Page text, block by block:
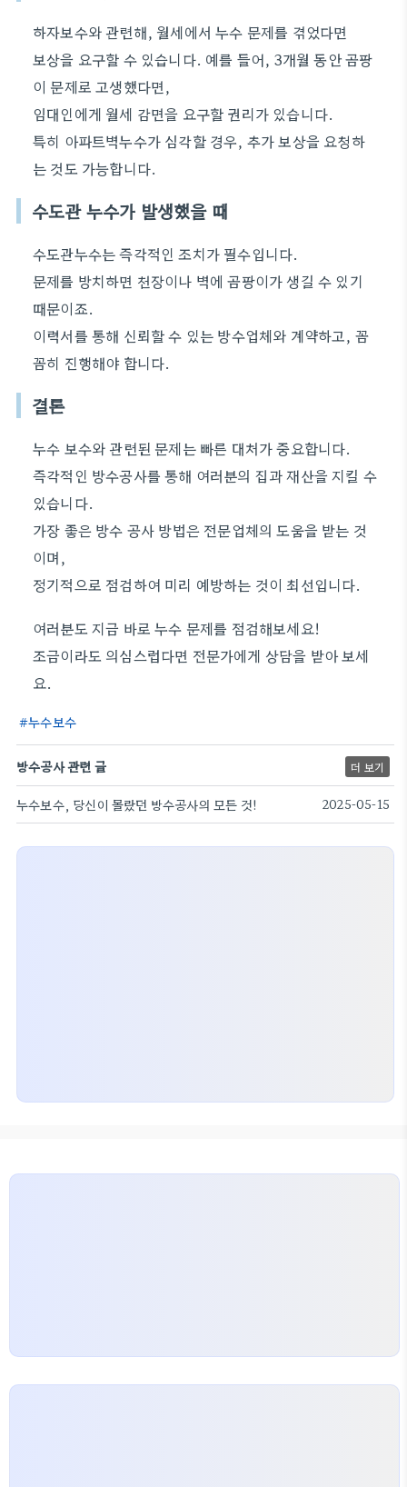
하자보수와 관련해, 월세에서 누수 문제를 겪었다면
보상을 요구할 수 있습니다. 예를 들어, 3개월 동안 곰팡
이 문제로 고생했다면,
임대인에게 월세 감면을 요구할 권리가 있습니다.
특히 아파트벽누수가 심각할 경우, 추가 보상을 요청하
는 것도 가능합니다.
수도관 누수가 발생했을 때
수도관누수는 즉각적인 조치가 필수입니다.
문제를 방치하면 천장이나 벽에 곰팡이가 생길 수 있기
때문이죠.
이력서를 통해 신뢰할 수 있는 방수업체와 계약하고, 꼼
꼼히 진행해야 합니다.
결론
누수 보수와 관련된 문제는 빠른 대처가 중요합니다.
즉각적인 방수공사를 통해 여러분의 집과 재산을 지킬 수
있습니다.
가장 좋은 방수 공사 방법은 전문업체의 도움을 받는 것
이며,
정기적으로 점검하여 미리 예방하는 것이 최선입니다.
여러분도 지금 바로 누수 문제를 점검해보세요!
조금이라도 의심스럽다면 전문가에게 상담을 받아 보세
요.
누수보수
방수공사 관련 글 더 보기
누수보수, 당신이 몰랐던 방수공사의 모든 것! 2025-05-15